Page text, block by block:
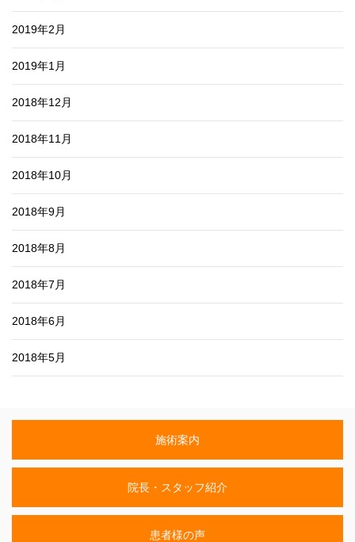
2019年2月
2019年1月
2018年12月
2018年11月
2018年10月
2018年9月
2018年8月
2018年7月
2018年6月
2018年5月
施術案内
院長・スタッフ紹介
患者様の声